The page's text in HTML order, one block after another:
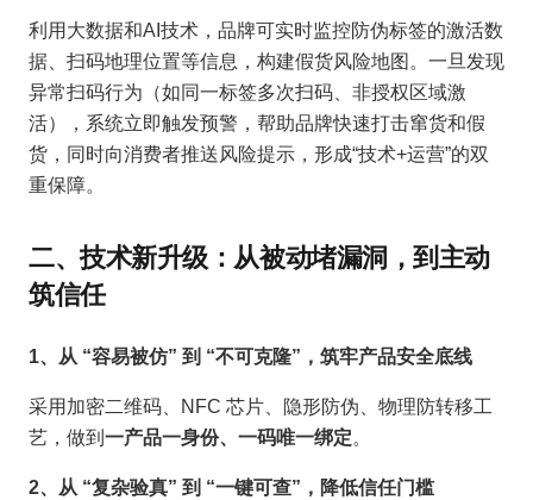
利用大数据和AI技术，品牌可实时监控防伪标签的激活数
据、扫码地理位置等信息，构建假货风险地图。一旦发现
异常扫码行为（如同一标签多次扫码、非授权区域激
活），系统立即触发预警，帮助品牌快速打击窜货和假
货，同时向消费者推送风险提示，形成“技术+运营”的双
重保障。
二、技术新升级：从被动堵漏洞，到主动
筑信任
1、从 “容易被仿” 到 “不可克隆”，筑牢产品安全底线
采用加密二维码、NFC 芯片、隐形防伪、物理防转移工
艺，做到 一产品一身份、一码唯一绑定。
2、从 “复杂验真” 到 “一键可查”，降低信任门槛